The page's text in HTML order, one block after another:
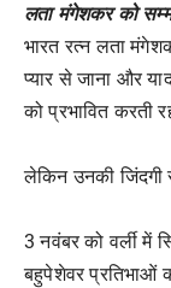
लता मंगेशकर को
भारत रत्न लता
प्यार से जाना और
को प्रभावित करती
लेकिन उनकी जिंदगी
3 नवंबर को वर्ली में
बहुपेशेवर प्रतिभाओं